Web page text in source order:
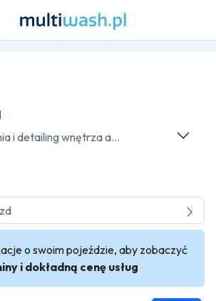
Profesjonalna myjnia i detailing wnętrza auta! Oferujemy ręczne mycie, czyszczenie środka, pranie tapicerki i ozonowanie wnetrza. Zadbamy o każdy detal, aby Twoje auto było czyste, świeże i pachnące. Postaw na jakość!
o swoim pojeździe, aby zobaczyć
i dokładną cenę usług